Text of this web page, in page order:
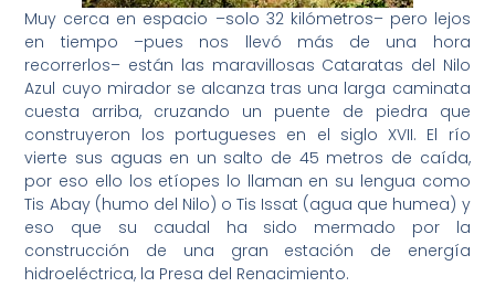
Muy cerca en espacio –solo 32 kilómetros– pero lejos
en tiempo –pues nos llevó más de una hora
recorrerlos– están las maravillosas Cataratas del Nilo
Azul cuyo mirador se alcanza tras una larga caminata
cuesta arriba, cruzando un puente de piedra que
construyeron los portugueses en el siglo XVII. El río
vierte sus aguas en un salto de 45 metros de caída,
por eso ello los etíopes lo llaman en su lengua como
Tis Abay (humo del Nilo) o Tis Issat (agua que humea) y
eso que su caudal ha sido mermado por la
construcción de una gran estación de energía
hidroeléctrica, la Presa del Renacimiento.